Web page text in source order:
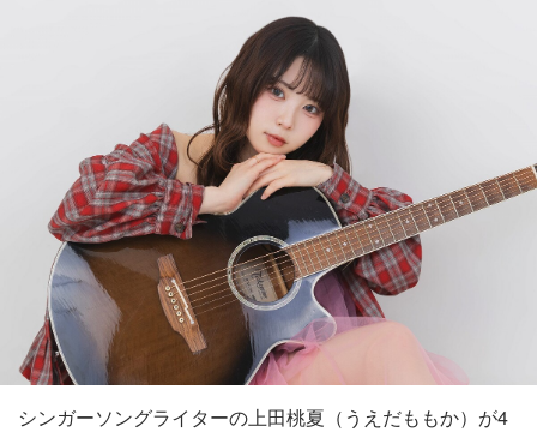
シンガーソングライターの上田桃夏（うえだももか）が4